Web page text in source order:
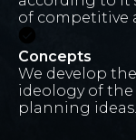
of competitive
Concepts
We develop
ideology of
planning ideas.